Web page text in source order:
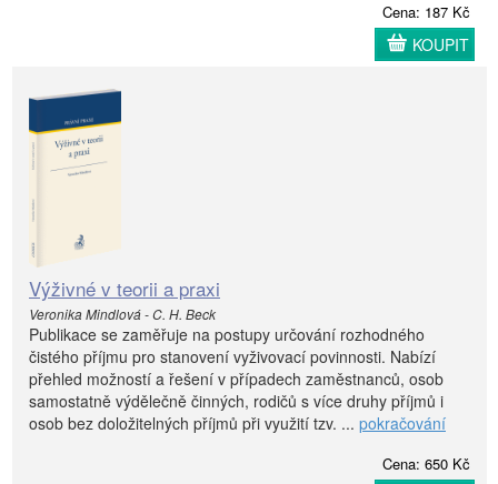
Cena: 187 Kč
KOUPIT
Výživné v teorii a praxi
Veronika Mindlová - C. H. Beck
Publikace se zaměřuje na postupy určování rozhodného
čistého příjmu pro stanovení vyživovací povinnosti. Nabízí
přehled možností a řešení v případech zaměstnanců, osob
samostatně výdělečně činných, rodičů s více druhy příjmů i
osob bez doložitelných příjmů při využití tzv. ... pokračování
Cena: 650 Kč